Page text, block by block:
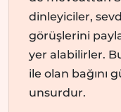
dinleyiciler,
görüşlerini
yer alabilirler.
ile olan bağını
unsurdur.